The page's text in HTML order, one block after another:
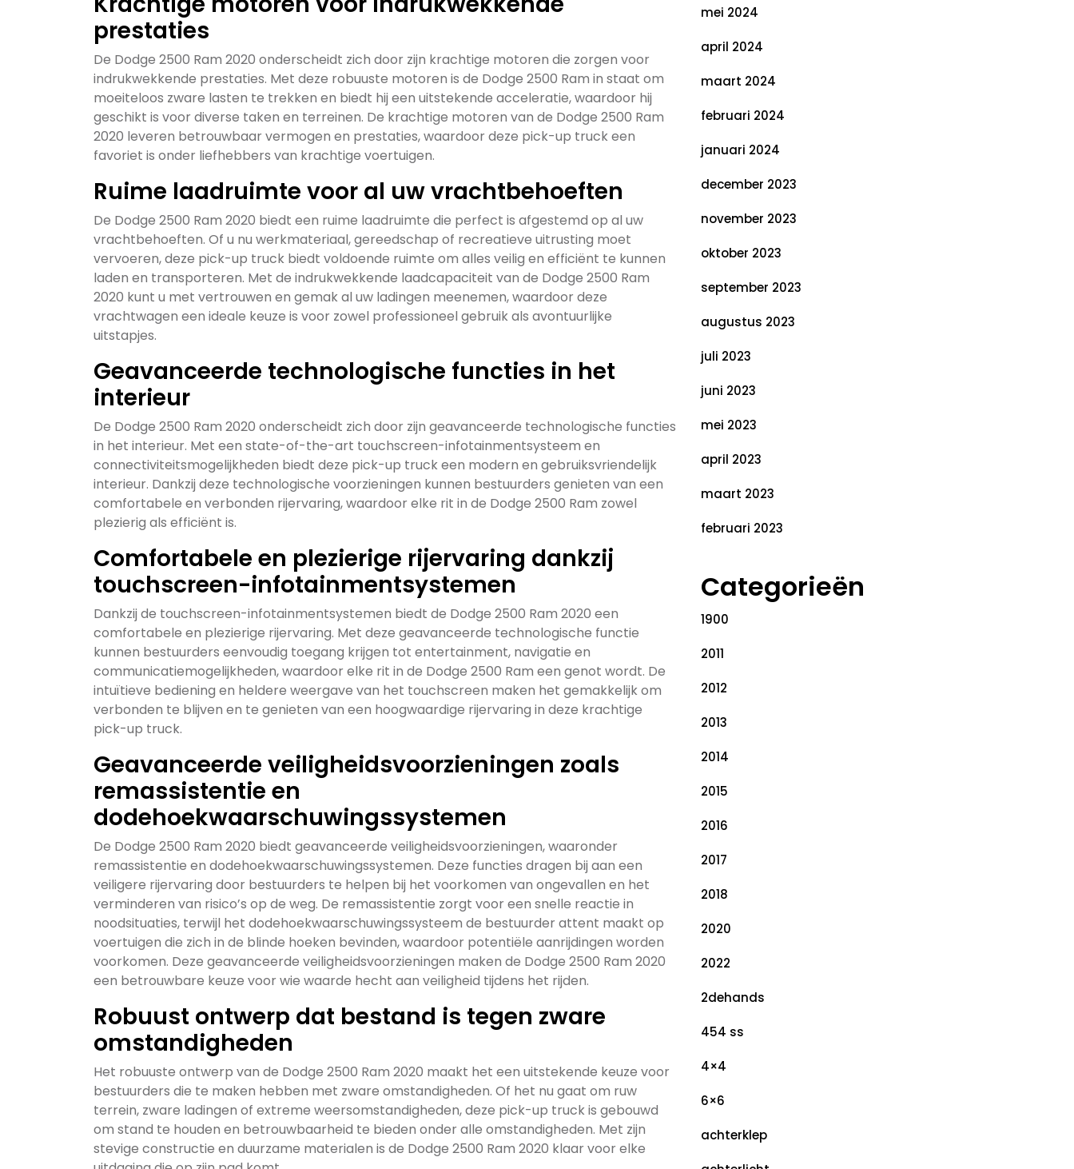
prestaties
De Dodge 2500 Ram 2020 onderscheidt zich door zijn krachtige motoren die zorgen voor
indrukwekkende prestaties. Met deze robuuste motoren is de Dodge 2500 Ram in staat om
moeiteloos zware lasten te trekken en biedt hij een uitstekende acceleratie, waardoor hij
geschikt is voor diverse taken en terreinen. De krachtige motoren van de Dodge 2500 Ram
2020 leveren betrouwbaar vermogen en prestaties, waardoor deze pick-up truck een
favoriet is onder liefhebbers van krachtige voertuigen.
Ruime laadruimte voor al uw vrachtbehoeften
De Dodge 2500 Ram 2020 biedt een ruime laadruimte die perfect is afgestemd op al uw
vrachtbehoeften. Of u nu werkmateriaal, gereedschap of recreatieve uitrusting moet
vervoeren, deze pick-up truck biedt voldoende ruimte om alles veilig en efficiënt te kunnen
laden en transporteren. Met de indrukwekkende laadcapaciteit van de Dodge 2500 Ram
2020 kunt u met vertrouwen en gemak al uw ladingen meenemen, waardoor deze
vrachtwagen een ideale keuze is voor zowel professioneel gebruik als avontuurlijke
uitstapjes.
Geavanceerde technologische functies in het
interieur
De Dodge 2500 Ram 2020 onderscheidt zich door zijn geavanceerde technologische functies
in het interieur. Met een state-of-the-art touchscreen-infotainmentsysteem en
connectiviteitsmogelijkheden biedt deze pick-up truck een modern en gebruiksvriendelijk
interieur. Dankzij deze technologische voorzieningen kunnen bestuurders genieten van een
comfortabele en verbonden rijervaring, waardoor elke rit in de Dodge 2500 Ram zowel
plezierig als efficiënt is.
Comfortabele en plezierige rijervaring dankzij
touchscreen-infotainmentsystemen
Dankzij de touchscreen-infotainmentsystemen biedt de Dodge 2500 Ram 2020 een
comfortabele en plezierige rijervaring. Met deze geavanceerde technologische functie
kunnen bestuurders eenvoudig toegang krijgen tot entertainment, navigatie en
communicatiemogelijkheden, waardoor elke rit in de Dodge 2500 Ram een genot wordt. De
intuïtieve bediening en heldere weergave van het touchscreen maken het gemakkelijk om
verbonden te blijven en te genieten van een hoogwaardige rijervaring in deze krachtige
pick-up truck.
Geavanceerde veiligheidsvoorzieningen zoals
remassistentie en
dodehoekwaarschuwingssystemen
De Dodge 2500 Ram 2020 biedt geavanceerde veiligheidsvoorzieningen, waaronder
remassistentie en dodehoekwaarschuwingssystemen. Deze functies dragen bij aan een
veiligere rijervaring door bestuurders te helpen bij het voorkomen van ongevallen en het
verminderen van risico’s op de weg. De remassistentie zorgt voor een snelle reactie in
noodsituaties, terwijl het dodehoekwaarschuwingssysteem de bestuurder attent maakt op
voertuigen die zich in de blinde hoeken bevinden, waardoor potentiële aanrijdingen worden
voorkomen. Deze geavanceerde veiligheidsvoorzieningen maken de Dodge 2500 Ram 2020
een betrouwbare keuze voor wie waarde hecht aan veiligheid tijdens het rijden.
Robuust ontwerp dat bestand is tegen zware
omstandigheden
Het robuuste ontwerp van de Dodge 2500 Ram 2020 maakt het een uitstekende keuze voor
bestuurders die te maken hebben met zware omstandigheden. Of het nu gaat om ruw
terrein, zware ladingen of extreme weersomstandigheden, deze pick-up truck is gebouwd
om stand te houden en betrouwbaarheid te bieden onder alle omstandigheden. Met zijn
stevige constructie en duurzame materialen is de Dodge 2500 Ram 2020 klaar voor elke
mei 2024
april 2024
maart 2024
februari 2024
januari 2024
december 2023
november 2023
oktober 2023
september 2023
augustus 2023
juli 2023
juni 2023
mei 2023
april 2023
maart 2023
februari 2023
Categorieën
1900
2011
2012
2013
2014
2015
2016
2017
2018
2020
2022
2dehands
454 ss
4×4
6×6
achterklep